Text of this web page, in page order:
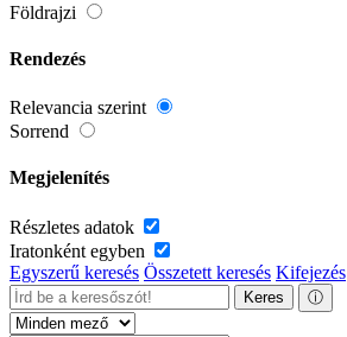
Földrajzi
Rendezés
Relevancia szerint
Sorrend
Megjelenítés
Részletes adatok
Iratonként egyben
Egyszerű keresés Összetett keresés Kifejezés
Keres ⓘ